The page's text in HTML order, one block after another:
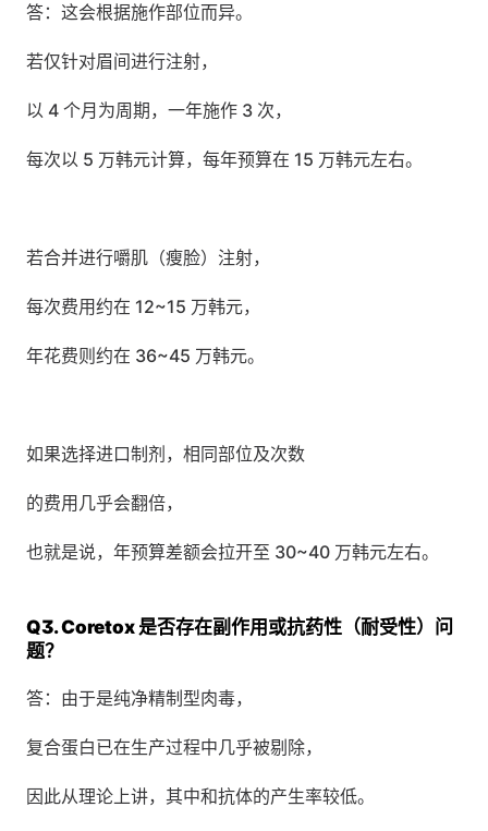
答：这会根据施作部位而异。
若仅针对眉间进行注射，
以 4 个月为周期，一年施作 3 次，
每次以 5 万韩元计算，每年预算在 15 万韩元左右。
若合并进行嚼肌（瘦脸）注射，
每次费用约在 12~15 万韩元，
年花费则约在 36~45 万韩元。
如果选择进口制剂，相同部位及次数
的费用几乎会翻倍，
也就是说，年预算差额会拉开至 30~40 万韩元左右。
Q3. Coretox 是否存在副作用或抗药性（耐受性）问
题？
答：由于是纯净精制型肉毒，
复合蛋白已在生产过程中几乎被剔除，
因此从理论上讲，其中和抗体的产生率较低。